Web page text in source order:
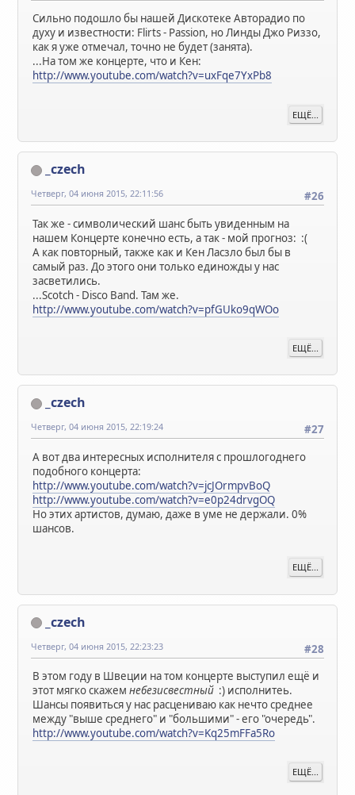
Сильно подошло бы нашей Дискотеке Авторадио по
духу и известности: Flirts - Passion, но Линды Джо Риззо,
как я уже отмечал, точно не будет (занята).
...На том же концерте, что и Кен:
http://www.youtube.com/watch?v=uxFqe7YxPb8
ЕЩЁ...
_czech
#26
Четверг, 04 июня 2015, 22:11:56
Так же - символический шанс быть увиденным на
нашем Концерте конечно есть, а так - мой прогноз: :(
А как повторный, также как и Кен Ласзло был бы в
самый раз. До этого они только единожды у нас
засветились.
...Scotch - Disco Band. Там же.
http://www.youtube.com/watch?v=pfGUko9qWOo
ЕЩЁ...
_czech
#27
Четверг, 04 июня 2015, 22:19:24
А вот два интересных исполнителя с прошлогоднего
подобного концерта:
http://www.youtube.com/watch?v=jcJOrmpvBoQ
http://www.youtube.com/watch?v=e0p24drvgOQ
Но этих артистов, думаю, даже в уме не держали. 0%
шансов.
ЕЩЁ...
_czech
#28
Четверг, 04 июня 2015, 22:23:23
В этом году в Швеции на том концерте выступил ещё и
этот мягко скажемнебезисвестный :) исполнитеь.
Шансы появиться у нас расцениваю как нечто среднее
между "выше среднего" и "большими" - его "очередь".
http://www.youtube.com/watch?v=Kq25mFFa5Ro
ЕЩЁ...